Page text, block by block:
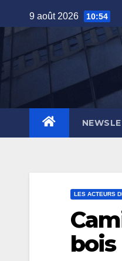
to
9 août 2026 10:54
LES ACTEURS